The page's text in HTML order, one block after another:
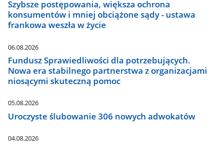
Szybsze postępowania, większa ochrona
konsumentów i mniej obciążone sądy - ustawa
frankowa weszła w życie
06.08.2026
Fundusz Sprawiedliwości dla potrzebujących.
Nowa era stabilnego partnerstwa z organizacjami
niosącymi skuteczną pomoc
05.08.2026
Uroczyste ślubowanie 306 nowych adwokatów
04.08.2026